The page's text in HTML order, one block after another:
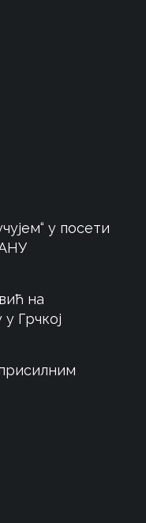
у посети
на
Грчкој